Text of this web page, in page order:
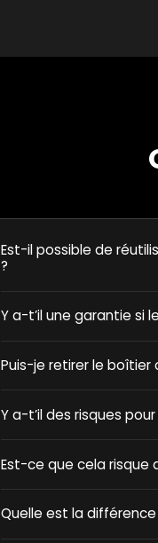
Est-il possible de
?
Y a-t’il une garantie si
Puis-je retirer le boîtier
Y a-t’il des risques
Est-ce que cela risque
Quelle est la